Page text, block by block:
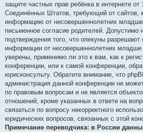
защите частных прав ребёнка в интернете от
Соединённых Штатов, требующий от сайтов,
информацию от несовершеннолетних
письменное согласие родителей. Допустимо
подтверждения того, что опекуны разрешают
информации от несовершеннолетних
уверены, применимо ли это к вам, как к
конференции, или к самой конференции,
юрисконсульту. Обратите внимание, что
администрация данной конференции не
по правовым вопросам и не является
отношений, кроме указанных в ответе на
связаться по вопросу некорректного
юридических вопросов, связанных с этой
Примечание переводчика: в России